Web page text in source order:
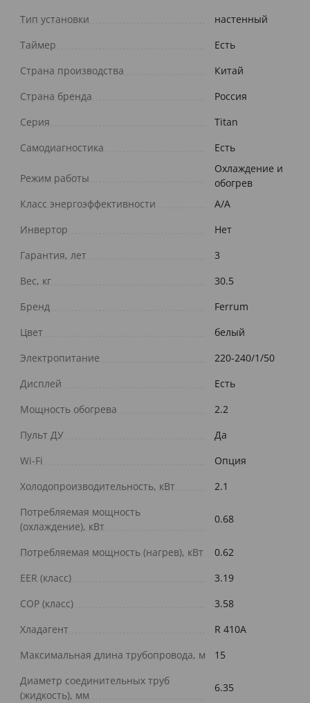
Тип установки
настенный
Таймер
Есть
Страна производства
Китай
Страна бренда
Россия
Серия
Titan
Самодиагностика
Есть
Режим работы
Охлаждение и
обогрев
Класс энергоэффективности
A/A
Инвертор
Нет
Гарантия, лет
3
Вес, кг
30.5
Бренд
Ferrum
Цвет
белый
Электропитание
220-240/1/50
Дисплей
Есть
Мощность обогрева
2.2
Пульт ДУ
Да
Wi-Fi
Опция
Холодопроизводительность, кВт
2.1
Потребляемая мощность
(охлаждение), кВт
0.68
Потребляемая мощность (нагрев), кВт
0.62
EER (класс)
3.19
COP (класс)
3.58
Хладагент
R 410A
Максимальная длина трубопровода, м
15
Диаметр соединительных труб
(жидкость), мм
6.35